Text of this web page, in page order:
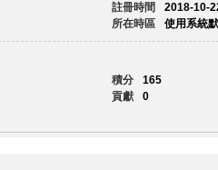
註冊時間
2018-10-
所在時區 使用系統
積分
165
貢獻 0